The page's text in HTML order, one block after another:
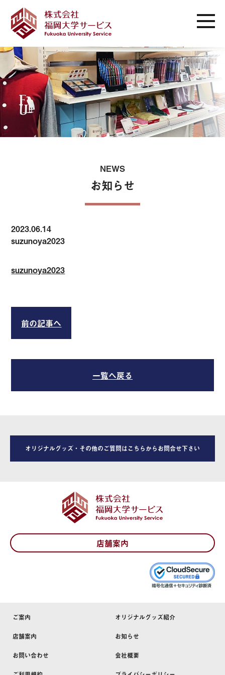
NEWS
お知らせ
2023.06.14
suzunoya2023
suzunoya2023
前の記事へ
一覧へ戻る
オリジナルグッズ・その他のご質問はこちらからお問合せ下さい
店舗案内
ご案内 オリジナルグッズ紹介
店舗案内 お知らせ
お問い合わせ 会社概要